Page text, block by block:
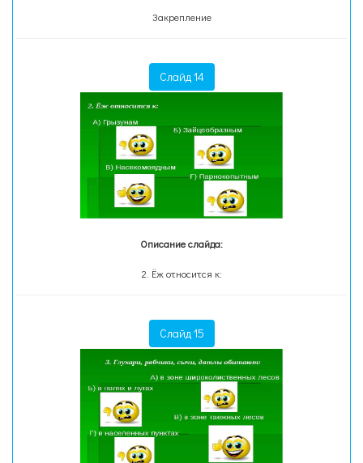
Закрепление
Слайд 14
Описание слайда:
2. Ёж относится к:
Слайд 15